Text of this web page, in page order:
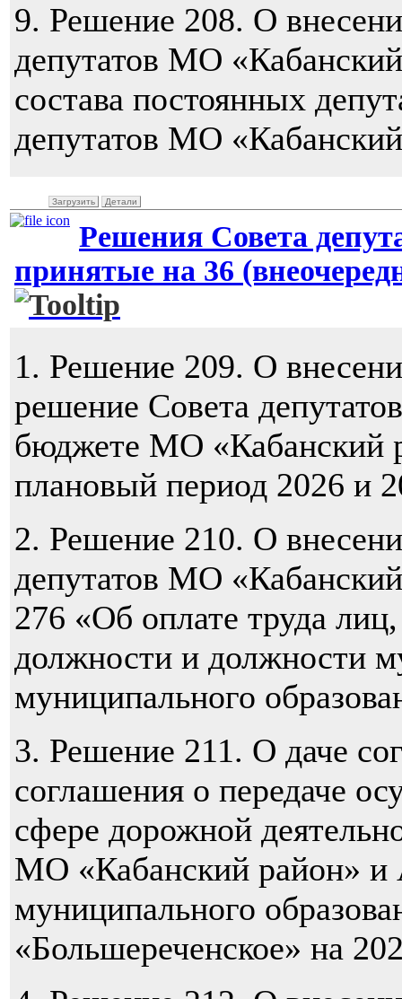
9. Решение 208. О
депутатов МО
состава постоянных
депутатов МО
Загрузить Детали
Решения Совета
принятые на 36
1. Решение 209. О
решение Совета
бюджете МО «Кабанский
плановый период 2026 и
2. Решение 210. О
депутатов МО
276 «Об оплате труда
должности и должности
муниципального
3. Решение 211. О даче
соглашения о передаче
сфере дорожной
МО «Кабанский район» и
муниципального
«Большереченское» на